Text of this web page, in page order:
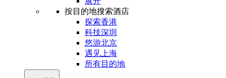
按目的地搜索酒店
探索香港
科技深圳
悠游北京
遇见上海
所有目的地